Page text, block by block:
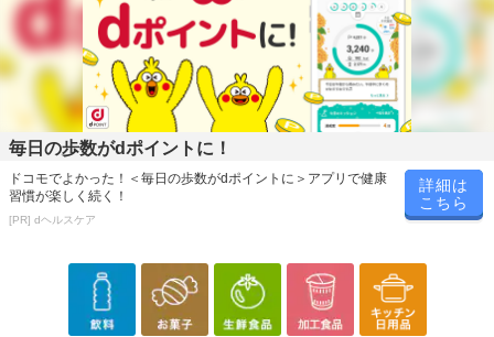
毎日の歩数がdポイントに！
ドコモでよかった！＜毎日の歩数がdポイントに＞アプリで健康
習慣が楽しく続く！
[PR] dヘルスケア
詳細は
こちら